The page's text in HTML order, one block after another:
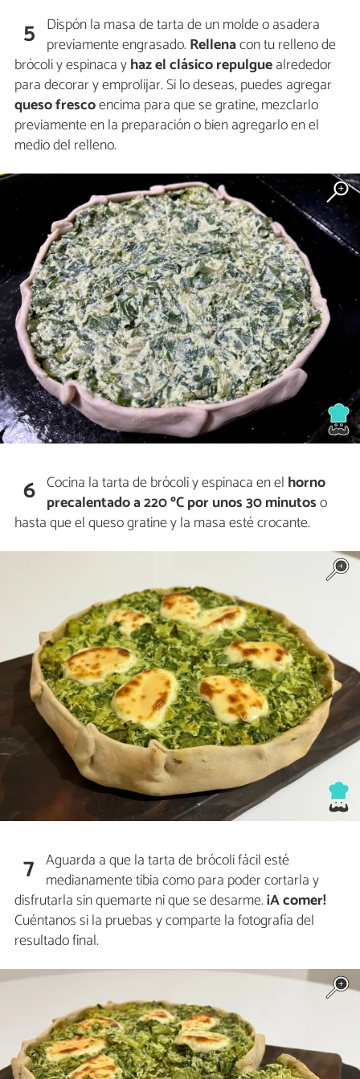
5 Dispón la masa de tarta de un molde o asadera
previamente engrasado. Rellenacon tu relleno de
brócoli y espinaca yhaz el clásico repulguealrededor
para decorar y emprolijar. Si lo deseas, puedes agregar
queso frescoencima para que se gratine, mezclarlo
previamente en la preparación o bien agregarlo en el
medio del relleno.
6 Cocina la tarta de brócoli y espinaca en el horno
precalentado a 220 ºC por unos 30 minutoso
hasta que el queso gratine y la masa esté crocante.
7 Aguarda a que la tarta de brócoli fácil esté
medianamente tibia como para poder cortarla y
disfrutarla sin quemarte ni que se desarme.¡Acomer!
Cuéntanos si la pruebas y comparte la fotografía del
resultado final.